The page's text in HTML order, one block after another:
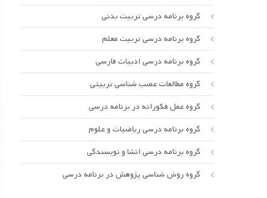
گروه برنامه درسی تربیت بدنی
گروه برنامه درسی تربیت معلم
گروه برنامه درسی ادبیات فارسی
گروه مطالعات عصب شناسی تربیتی
گروه عمل فکورانه در برنامه درسی
گروه برنامه درسی ریاضیات و علوم
گروه برنامه درسی انشا و نویسندگی
گروه روش شناسی پژوهش در برنامه درسی